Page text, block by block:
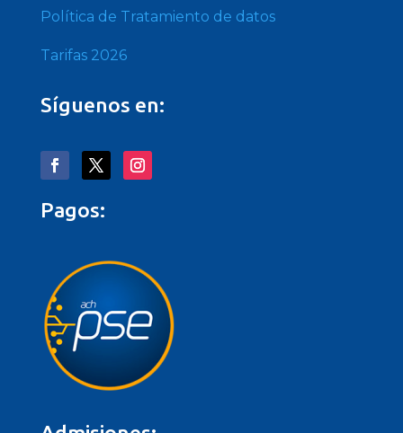
Política de Tratamiento de datos
Tarifas 2026
Síguenos en:
Pagos: